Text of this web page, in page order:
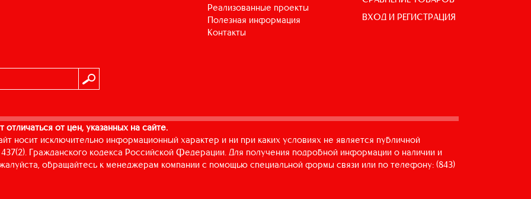
Реализованные проекты
Полезная информация
Контакты
ВХОД И РЕГИСТРАЦИЯ
от цен, указанных на сайте.
носит исключительно информационный характер и ни при каких условиях не является публичной
Гражданского кодекса Российской Федерации. Для получения подробной информации о наличии и
обращайтесь к менеджерам компании с помощью специальной формы связи или по телефону: (843)